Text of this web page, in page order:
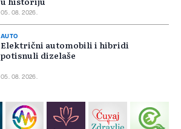
05. 08. 2026.
AUTO
Električni automobili i hibridi
potisnuli dizelaše
05. 08. 2026.